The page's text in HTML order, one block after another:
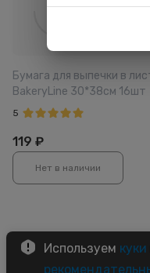
Бумага для выпечки в
BakeryLine 30*38см 16шт
5
119 ₽
Нет в наличии
Используем куки